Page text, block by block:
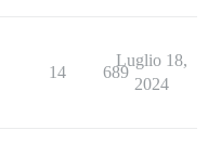
14 689
Luglio 18,
2024